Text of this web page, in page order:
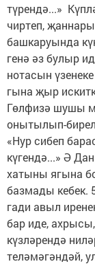
түрендә...»
чиртеп,
башкаруында
генә әз булыр
нотасын
гына җыр
Гөлфизә шушы
онытылып-
«Нур сибеп
күгендә...» Ә
хатыны ягына
базмады кебек.
гади авыл
бар иде,
күзләрендә
теләмәгәндәй,